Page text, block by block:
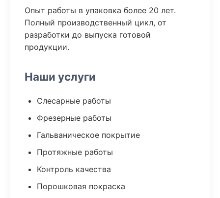
Опыт работы в упаковка более 20 лет.
Полный производственный цикл, от
разработки до выпуска готовой
продукции.
Наши услуги
Слесарные работы
Фрезерные работы
Гальваническое покрытие
Протяжные работы
Контроль качества
Порошковая покраска